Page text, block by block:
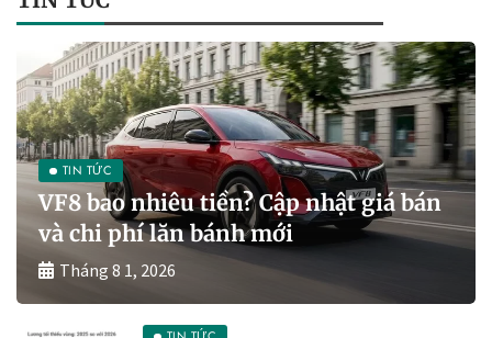
TIN TỨC
VF8 bao nhiêu tiền? Cập nhật giá bán
và chi phí lăn bánh mới
Tháng 8 1, 2026